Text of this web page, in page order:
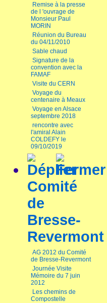
Remise à la presse
de l 'ouvrage de
Monsieur Paul
MORIN
Réunion du Bureau
du 04/11/2010
Sable chaud
Signature de la
convention avec la
FAMAF
Visite du CERN
Voyage du
centenaire à Meaux
Voyage en Alsace
septembre 2018
rencontre avec
l'amiral Alain
COLDEFY le
09/10/2019
Comité
de
Bresse-
Revermont
AG 2012 du Comité
de Bresse-Revermont
Journée Visite
Mémoire du 7 juin
2012
Les chemins de
Compostelle